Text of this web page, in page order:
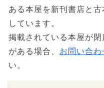
ある本屋を新刊書店と
しています。
掲載されている本屋が
がある場合、 お問い合わ
い。